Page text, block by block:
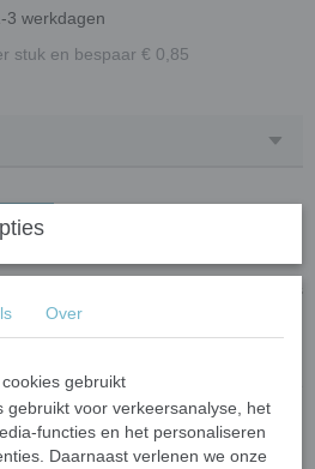
3 werkdagen
stuk en bespaar € 0,85
steentjes gemaakt van gerecylced glas
en kleur-oxidaten.
zijn roest (geoxideerd ijzer) en
kleur. Door de brede selectie
keuze voor mozaïek.
een dikte 4 mm.
Over
gebruikt
gebruikt voor verkeersanalyse, het
functies en het personaliseren
Daarnaast verlenen we onze